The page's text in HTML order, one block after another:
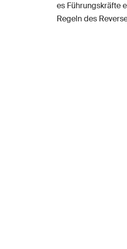
es Führungskräfte
Regeln des